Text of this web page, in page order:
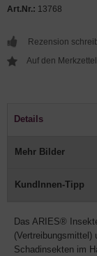
Art.Nr.: 13768
Rezension
Details
Mehr Bilder
KundInnen-Tipp
Das ARIES®
(Vertreibungsmittel)
Schadinsekten im